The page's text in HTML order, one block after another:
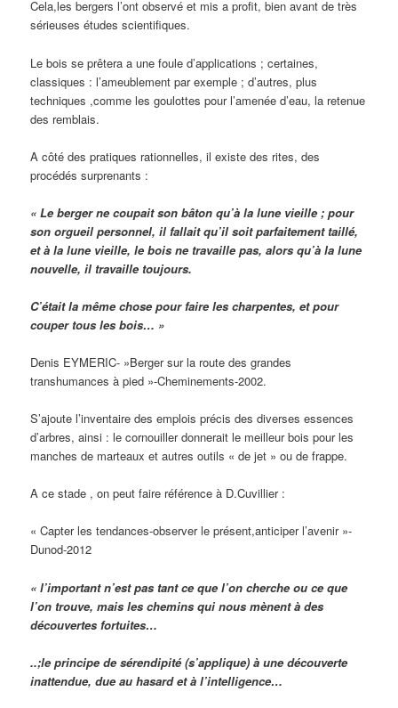
Cela,les bergers l’ont observé et mis a profit, bien avant de très
sérieuses études scientifiques.
Le bois se prêtera a une foule d’applications ; certaines,
classiques : l’ameublement par exemple ; d’autres, plus
techniques ,comme les goulottes pour l’amenée d’eau, la retenue
des remblais.
A côté des pratiques rationnelles, il existe des rites, des
procédés surprenants :
« Le berger ne coupait son bâton qu’à la lune vieille ; pour
son orgueil personnel, il fallait qu’il soit parfaitement taillé,
et à la lune vieille, le bois ne travaille pas, alors qu’à la lune
nouvelle, il travaille toujours.
C’était la même chose pour faire les charpentes, et pour
couper tous les bois… »
Denis EYMERIC- »Berger sur la route des grandes
transhumances à pied »-Cheminements-2002.
S’ajoute l’inventaire des emplois précis des diverses essences
d’arbres, ainsi : le cornouiller donnerait le meilleur bois pour les
manches de marteaux et autres outils « de jet » ou de frappe.
A ce stade , on peut faire référence à D.Cuvillier :
« Capter les tendances-observer le présent,anticiper l’avenir »-
Dunod-2012
« l’important n’est pas tant ce que l’on cherche ou ce que
l’on trouve, mais les chemins qui nous mènent à des
découvertes fortuites…
..;le principe de sérendipité (s’applique) à une découverte
inattendue, due au hasard et à l’intelligence…